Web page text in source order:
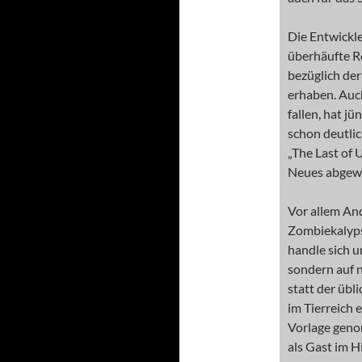
Die
überhäufte
bezüglich
erhaben.
fallen, hat
schon
„The Last of
Neues
Vor allem
handle sich
sondern auf
statt der
im Tierreich
Vorlage
als Gast im